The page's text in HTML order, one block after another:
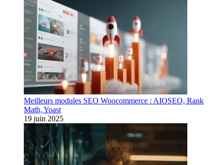
Meilleurs modules SEO Woocommerce : AIOSEO, Rank
Math, Yoast
19 juin 2025